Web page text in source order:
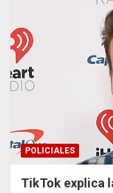
POLICIALES
TikTok explica